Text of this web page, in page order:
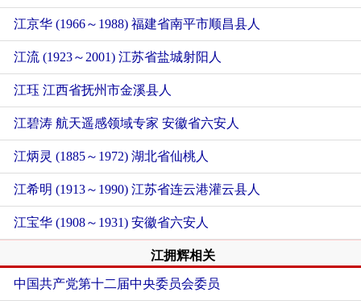
江京华 (1966～1988) 福建省南平市顺昌县人
江流 (1923～2001) 江苏省盐城射阳人
江珏 江西省抚州市金溪县人
江碧涛 航天遥感领域专家 安徽省六安人
江炳灵 (1885～1972) 湖北省仙桃人
江希明 (1913～1990) 江苏省连云港灌云县人
江宝华 (1908～1931) 安徽省六安人
江拥辉相关
中国共产党第十二届中央委员会委员